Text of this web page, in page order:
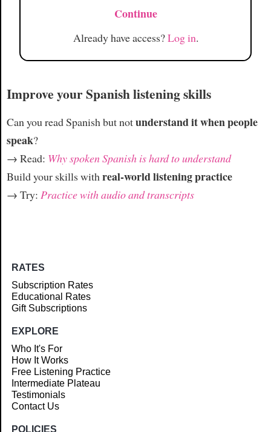
Continue
Already have access?Log in.
Improve your Spanish listening skills
Can you read Spanish but notunderstand it when people
speak?
→ Read: Why spoken Spanish is hard to understand
Build your skills with real-world listening practice
→ Try: Practice with audio and transcripts
RATES
Subscription Rates
Educational Rates
Gift Subscriptions
EXPLORE
Who It's For
How It Works
Free Listening Practice
Intermediate Plateau
Testimonials
Contact Us
POLICIES